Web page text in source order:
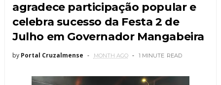
agradece participação popular e
celebra sucesso da Festa 2 de
Julho em Governador Mangabeira
by Portal Cruzalmense MONTH AGO 1 MINUTE READ